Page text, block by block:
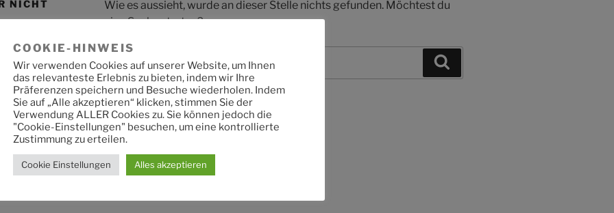
NICHT
Wie es aussieht, wurde an dieser Stelle nichts gefunden. Möchtest du
eine Suche starten?
Suche
nach:
COOKIE-HINWEIS
Wir verwenden Cookies auf unserer Website, um Ihnen
das relevanteste Erlebnis zu bieten, indem wir Ihre
Präferenzen speichern und Besuche wiederholen. Indem
Sie auf „Alle akzeptieren“ klicken, stimmen Sie der
Verwendung ALLER Cookies zu. Sie können jedoch die
"Cookie-Einstellungen" besuchen, um eine kontrollierte
Zustimmung zu erteilen.
Cookie Einstellungen Alles akzeptieren